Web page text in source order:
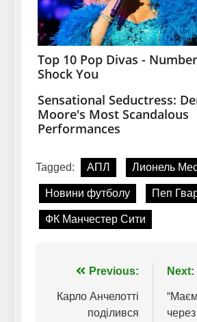
Tagged: АПЛ Лионель
Новини футболу Пеп
ФК Манчестер Сити
Навігація
записів
Previous:
Карло Анчелотті
поділився
Next:
через